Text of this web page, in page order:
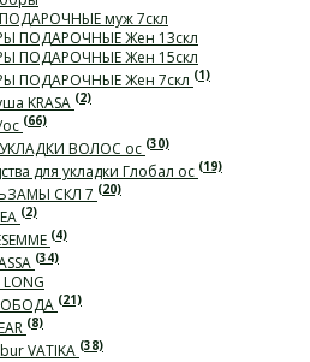
муж 7скл
ПОДАРОЧНЫЕ Жен 13скл
ПОДАРОЧНЫЕ Жен 15скл
ПОДАРОЧНЫЕ Жен 7скл (1)
KRASA (2)
(66)
ВОЛОС ос (30)
для укладки Глобал ос (19)
СКЛ 7 (20)
(2)
(4)
(34)
(21)
(8)
VATIKA (38)